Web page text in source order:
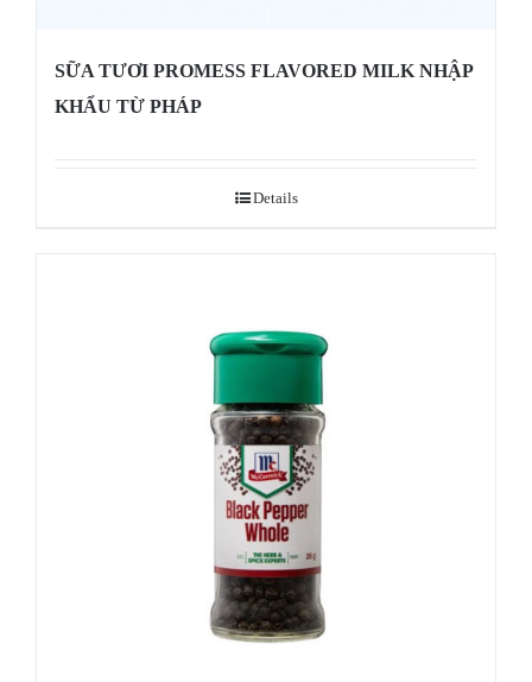
SỮA TƯƠI PROMESS FLAVORED MILK NHẬP
KHẨU TỪ PHÁP
Details